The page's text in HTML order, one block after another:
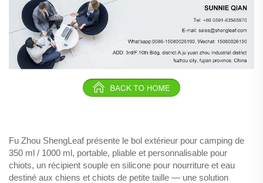
Fu Zhou ShengLeaf présente le bol extérieur pour camping de
350 ml / 1000 ml, portable, pliable et personnalisable pour
chiots, un récipient souple en silicone pour nourriture et eau
destiné aux chiens et chiots de petite taille — une solution